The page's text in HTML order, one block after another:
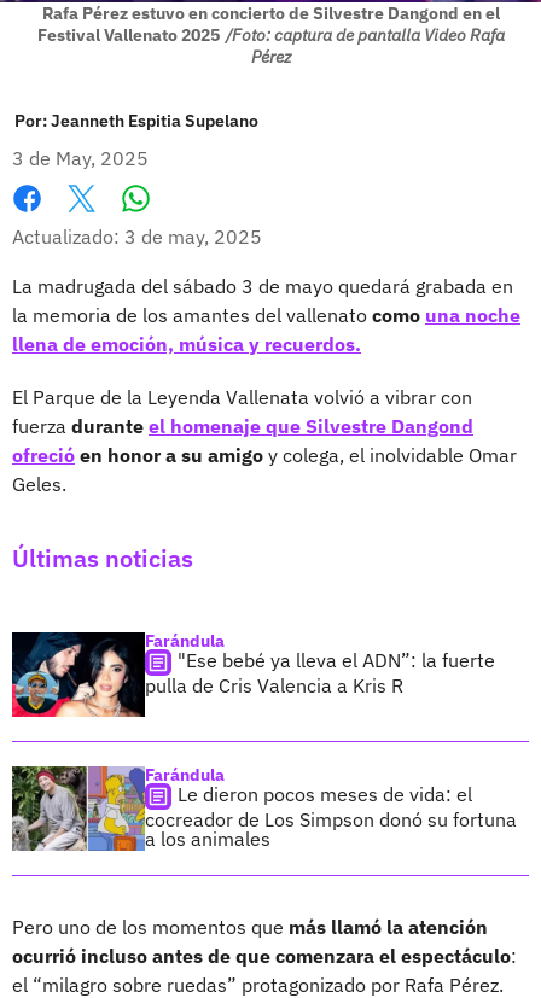
Rafa Pérez estuvo en concierto de Silvestre Dangond en el
Festival Vallenato 2025 /Foto: captura de pantalla Video Rafa
Pérez
Por:Jeanneth Espitia Supelano
3 de May, 2025
Facebook
X
Actualizado: 3 de may, 2025
La madrugada del sábado 3 de mayo quedará grabada en
la memoria de los amantes del vallenato como una noche
llena de emoción, música y recuerdos.
El Parque de la Leyenda Vallenata volvió a vibrar con
fuerza durante el homenaje que Silvestre Dangond
ofreció en honor a su amigo y colega, el inolvidable Omar
Geles.
Últimas noticias
Farándula
"Ese bebé ya lleva el ADN”: la fuerte
pulla de Cris Valencia a Kris R
Farándula
Le dieron pocos meses de vida: el
cocreador de Los Simpson donó su fortuna
a los animales
Pero uno de los momentos que más llamó la atención
ocurrió incluso antes de que comenzara el espectáculo:
el “milagro sobre ruedas” protagonizado por Rafa Pérez.